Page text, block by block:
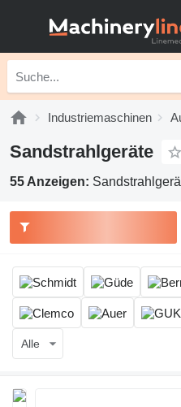
Industriemaschinen
Sandstrahlgeräte
55 Anzeigen:
Alle